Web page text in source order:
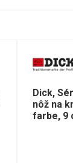
Dick,
nôž na
farbe, 9